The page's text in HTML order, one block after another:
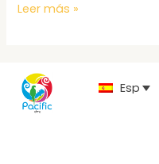
Leer más »
Español